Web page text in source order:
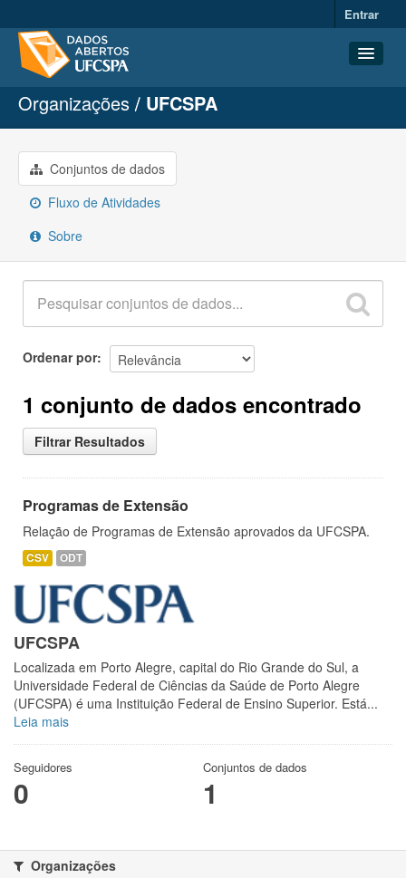
Entrar
Conjuntos de dados
Organizações
Grupos
Sobre
Organizações UFCSPA
Conjuntos de dados
Fluxo de Atividades
Sobre
Ordenar por
1 conjunto de dados encontrado
Filtrar Resultados
Programas de Extensão
Relação de Programas de Extensão aprovados da UFCSPA.
CSV ODT
UFCSPA
Localizada em Porto Alegre, capital do Rio Grande do Sul, a
Universidade Federal de Ciências da Saúde de Porto Alegre
(UFCSPA) é uma Instituição Federal de Ensino Superior. Está...
Leia mais
Seguidores
0
Conjuntos de dados
1
Organizações